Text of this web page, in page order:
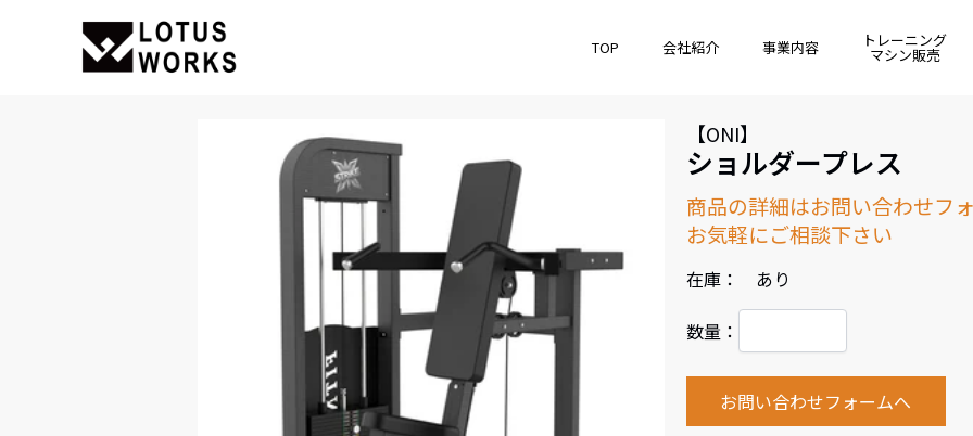
TOP 会社紹介 事業内容 トレーニング
マシン販売
【ONI】
ショルダープレス
商品の詳細はお問い合わせフ
お気軽にご相談下さい
在庫： あり
数量：
お問い合わせフォームへ